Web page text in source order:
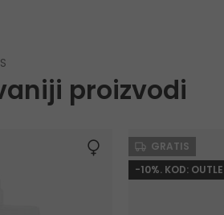
proizvodi
GRATIS
-10%. KOD: